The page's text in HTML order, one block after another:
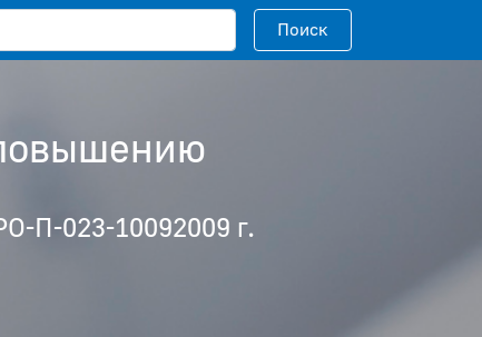
Поисковый запрос
Поиск
П-023-10092009 г.